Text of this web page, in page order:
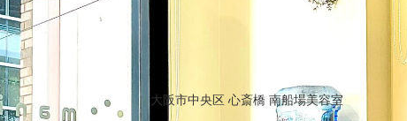
大阪市中央区 心斎橋 南船場美容室